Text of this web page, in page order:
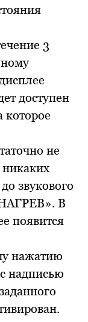
3
доступен
которое
не
никаких
звукового
В
появится
нажатию
надписью